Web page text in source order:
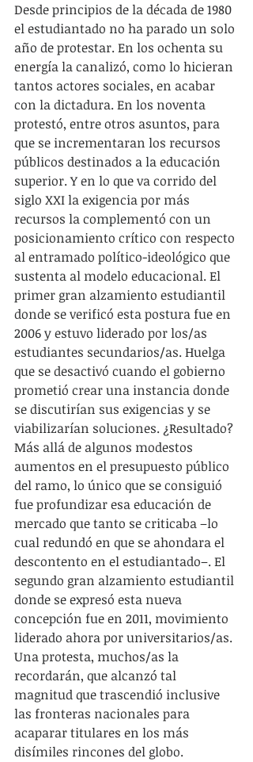
Desde principios de la década de 1980
el estudiantado no ha parado un solo
año de protestar. En los ochenta su
energía la canalizó, como lo hicieran
tantos actores sociales, en acabar
con la dictadura. En los noventa
protestó, entre otros asuntos, para
que se incrementaran los recursos
públicos destinados a la educación
superior. Y en lo que va corrido del
siglo XXI la exigencia por más
recursos la complementó con un
posicionamiento crítico con respecto
al entramado político-ideológico que
sustenta al modelo educacional. El
primer gran alzamiento estudiantil
donde se verificó esta postura fue en
2006 y estuvo liderado por los/as
estudiantes secundarios/as. Huelga
que se desactivó cuando el gobierno
prometió crear una instancia donde
se discutirían sus exigencias y se
viabilizarían soluciones. ¿Resultado?
Más allá de algunos modestos
aumentos en el presupuesto público
del ramo, lo único que se consiguió
fue profundizar esa educación de
mercado que tanto se criticaba –lo
cual redundó en que se ahondara el
descontento en el estudiantado–. El
segundo gran alzamiento estudiantil
donde se expresó esta nueva
concepción fue en 2011, movimiento
liderado ahora por universitarios/as.
Una protesta, muchos/as la
recordarán, que alcanzó tal
magnitud que trascendió inclusive
las fronteras nacionales para
acaparar titulares en los más
disímiles rincones del globo.